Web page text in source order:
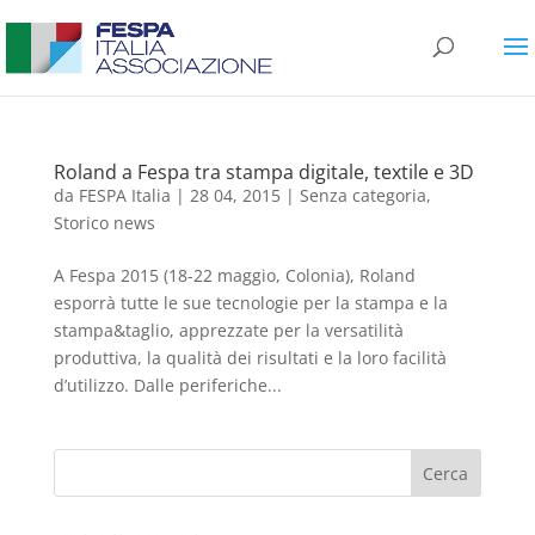
Roland a Fespa tra stampa digitale, textile e 3D
da FESPA Italia | 28 04, 2015| Senza categoria,
Storico news
A Fespa 2015 (18-22 maggio, Colonia), Roland
esporrà tutte le sue tecnologie per la stampa e la
stampa&taglio, apprezzate per la versatilità
produttiva, la qualità dei risultati e la loro facilità
d’utilizzo. Dalle periferiche...